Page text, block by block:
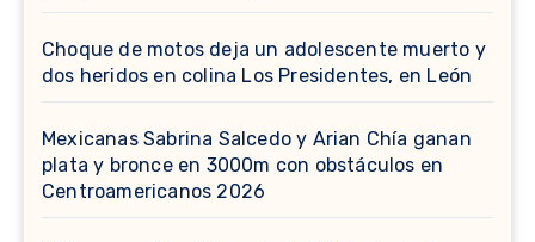
Choque de motos deja un adolescente muerto y
dos heridos en colina Los Presidentes, en León
Mexicanas Sabrina Salcedo y Arian Chía ganan
plata y bronce en 3000m con obstáculos en
Centroamericanos 2026